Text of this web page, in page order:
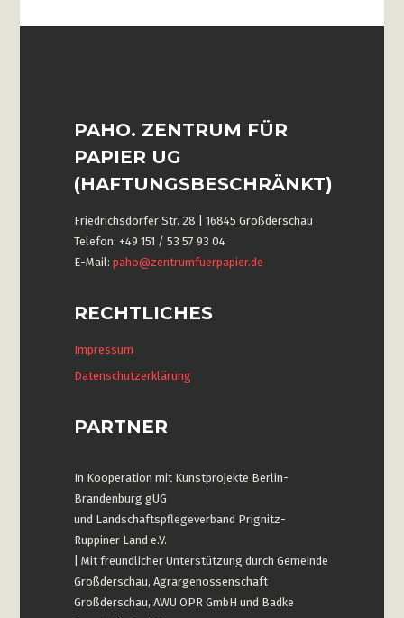
PAHO. ZENTRUM FÜR
PAPIER UG
(HAFTUNGSBESCHRÄNKT)
Friedrichsdorfer Str. 28 | 16845 Großderschau
Telefon: +49 151 / 53 57 93 04
E-Mail:paho@zentrumfuerpapier.de
RECHTLICHES
Impressum
Datenschutzerklärung
PARTNER
In Kooperation mit Kunstprojekte Berlin-
Brandenburg gUG
und Landschaftspflegeverband Prignitz-
Ruppiner Land e.V.
| Mit freundlicher Unterstützung durch Gemeinde
Großderschau, Agrargenossenschaft
Großderschau, AWU OPR GmbH und Badke